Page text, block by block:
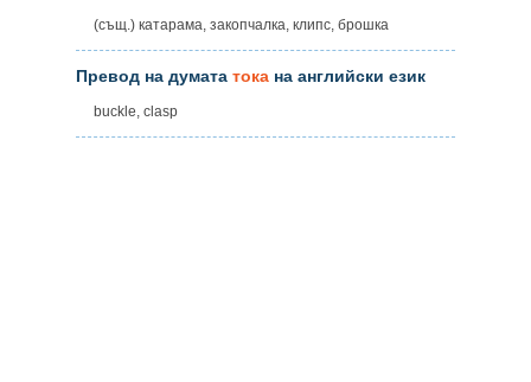
(същ.) катарама, закопчалка, клипс, брошка
Превод на думата тока на английски език
buckle, clasp